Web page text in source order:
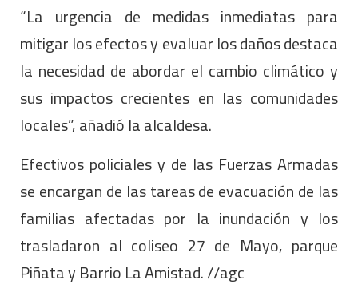
“La urgencia de medidas inmediatas para
mitigar los efectos y evaluar los daños destaca
la necesidad de abordar el cambio climático y
sus impactos crecientes en las comunidades
locales”, añadió la alcaldesa.
Efectivos policiales y de las Fuerzas Armadas
se encargan de las tareas de evacuación de las
familias afectadas por la inundación y los
trasladaron al coliseo 27 de Mayo, parque
Piñata y Barrio La Amistad. //agc